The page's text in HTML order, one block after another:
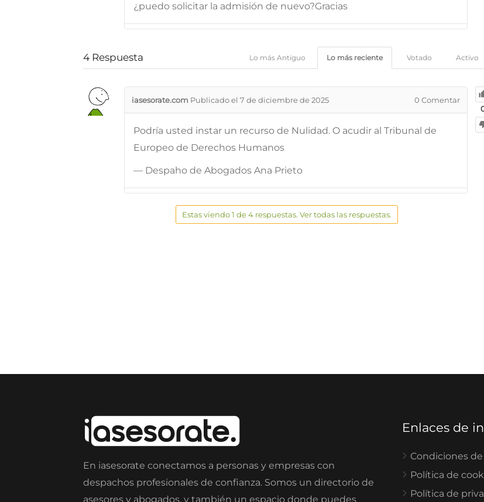
¿puedo solicitar la admisión de nuevo?Gracias
4 Respuesta Activo
Votado
Lo más reciente
Lo más Antiguo
iasesorate.com Publicado el 7 de diciembre de 2025 0 Comentar
Podría usted instar un recurso de Nulidad. O acudir al Tribunal de
Europeo de Derechos Humanos
— Despaho de Abogados Ana Prieto
Estas viendo 1 de 4 respuestas. Ver todas las respuestas.
En iasesorate conectamos a personas y empresas con
despachos profesionales de confianza. Somos un directorio de
asesores y abogados, y también un espacio donde puedes
Enlaces de
Condiciones
Política de
Política de